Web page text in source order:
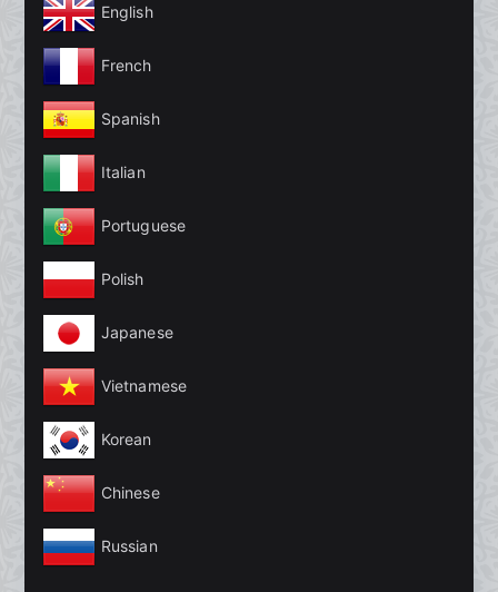
English
French
Spanish
Italian
Portuguese
Polish
Japanese
Vietnamese
Korean
Chinese
Russian